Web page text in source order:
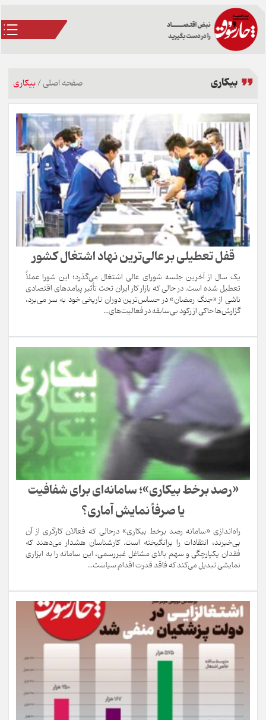
بیکاری صفحه اصلی/بیکاری
قفل تعطیلی بر عالی‌ترین نهاد اشتغال کشور
یک سال از آخرین جلسه شورای عالی اشتغال می‌گذرد؛ این شورا عملاً
تعطیل شده است. در حالی که بازار کار ایران تحت تأثیر پیامدهای اقتصادی
ناشی از «جنگ رمضان» در حساس‌ترین دوران تاریخی خود به سر می‌برد،
گزارش‌ها حاکی از رکود بی‌سابقه در فعالیت‌های...
«رصد برخط بیکاری»؛ سامانه‌ای برای شفافیت
یا صرفاً نمایش آماری؟
راه‌اندازی «سامانه رصد برخط بیکاری» درحالی که فعالان کارگری از آن
بی‌خبرند، انتقادات را برانگیخته است. کارشناسان هشدار می‌دهند که
فقدان یکپارچگی و سهم بالای مشاغل غیررسمی، این سامانه را به ابزاری
نمایشی تبدیل می‌کند که فاقد قدرت اقدام سیاست...